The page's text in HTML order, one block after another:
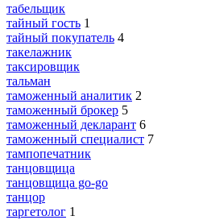
табельщик
тайный гость 1
тайный покупатель 4
такелажник
таксировщик
тальман
таможенный аналитик 2
таможенный брокер 5
таможенный декларант 6
таможенный специалист 7
тампопечатник
танцовщица
танцовщица go-go
танцор
таргетолог 1